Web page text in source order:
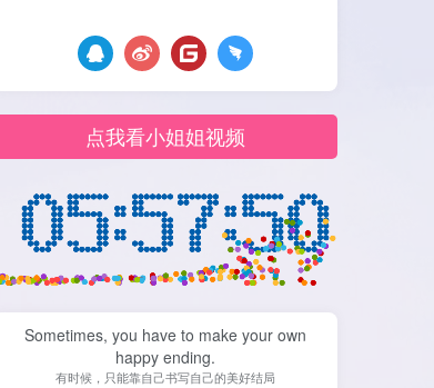
点我看小姐姐视频
Sometimes, you have to make your own
happy ending.
有时候，只能靠自己书写自己的美好结局